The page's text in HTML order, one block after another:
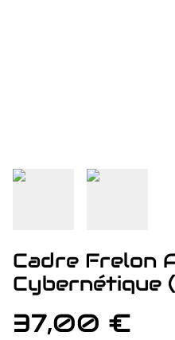
Cadre Frelon
Cybernétique
37,00 €